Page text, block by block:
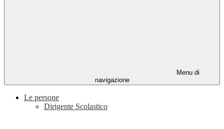
Menu di
navigazione
Le persone
Dirigente Scolastico